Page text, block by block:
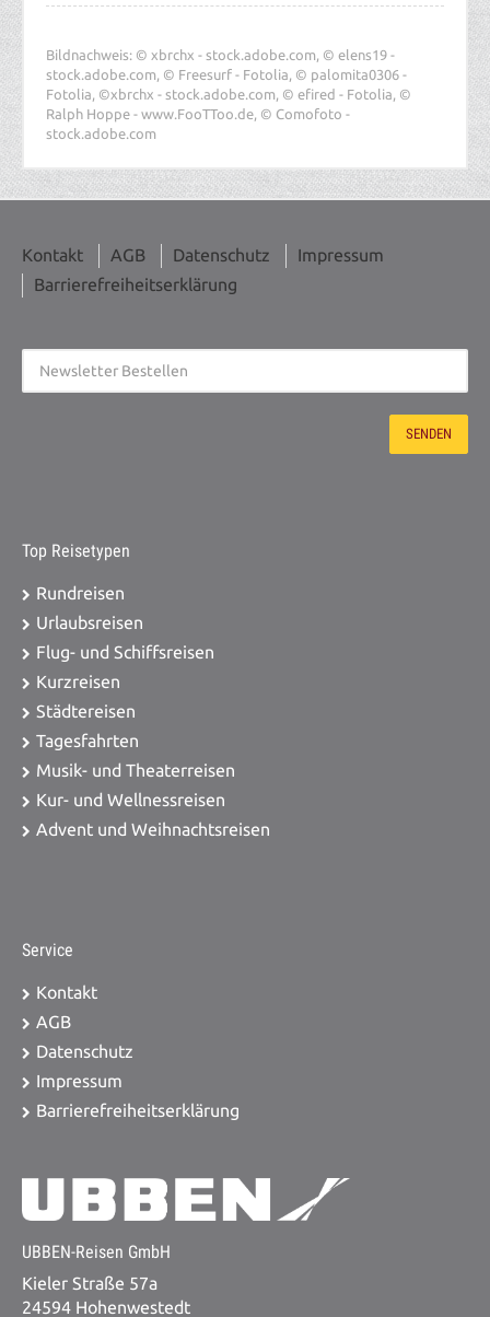
Bildnachweis: © xbrchx - stock.adobe.com, © elens19 -
stock.adobe.com, © Freesurf - Fotolia, © palomita0306 -
Fotolia, ©xbrchx - stock.adobe.com, © efired - Fotolia, ©
Ralph Hoppe - www.FooTToo.de, © Comofoto -
stock.adobe.com
Kontakt AGB Datenschutz
Impressum
Barrierefreiheitserklärung
Top Reisetypen
Rundreisen
Urlaubsreisen
Flug- und Schiffsreisen
Kurzreisen
Städtereisen
Tagesfahrten
Musik- und Theaterreisen
Kur- und Wellnessreisen
Advent und Weihnachtsreisen
Service
Kontakt
AGB
Datenschutz
Impressum
Barrierefreiheitserklärung
UBBEN-Reisen GmbH
Kieler Straße 57a
24594 Hohenwestedt